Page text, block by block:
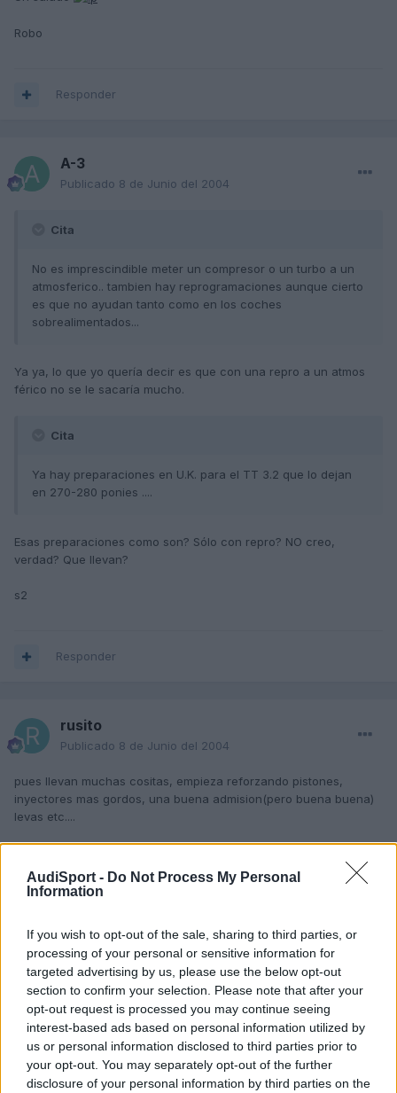
AudiSport - Do Not Process My Personal
Information
If you wish to opt-out of the sale, sharing to third parties, or
processing of your personal or sensitive information for
targeted advertising by us, please use the below opt-out
section to confirm your selection. Please note that after your
opt-out request is processed you may continue seeing
interest-based ads based on personal information utilized by
us or personal information disclosed to third parties prior to
your opt-out. You may separately opt-out of the further
disclosure of your personal information by third parties on the
Robo
Responder
A-3
Publicado 8 de Junio del 2004
Cita
No es imprescindible meter un compresor o un turbo a un
atmosferico.. tambien hay reprogramaciones aunque cierto
es que no ayudan tanto como en los coches
sobrealimentados...
Ya ya, lo que yo quería decir es que con una repro a un atmos
férico no se le sacaría mucho.
Cita
Ya hay preparaciones en U.K. para el TT 3.2 que lo dejan
en 270-280 ponies ....
Esas preparaciones como son? Sólo con repro? NO creo,
verdad? Que llevan?
s2
Responder
rusito
Publicado 8 de Junio del 2004
pues llevan muchas cositas, empieza reforzando pistones,
inyectores mas gordos, una buena admision(pero buena buena)
levas etc....
materia ya :blink:
Responder
javier
Publicado 8 de Junio del 2004
yo optaria por lo contrario...quitar peso... :blink:
s2